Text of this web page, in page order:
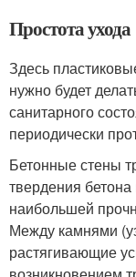
Простота ухода
Здесь
нужно будет
санитарного
периодически
Бетонные стены
твердения
наибольшей
Между камнями
растягивающие